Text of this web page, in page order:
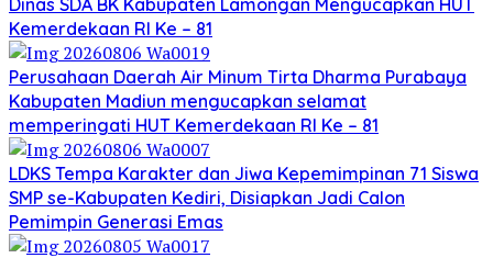
Dinas SDA BK Kabupaten Lamongan Mengucapkan HUT
Kemerdekaan RI Ke – 81
Perusahaan Daerah Air Minum Tirta Dharma Purabaya
Kabupaten Madiun mengucapkan selamat
memperingati HUT Kemerdekaan RI Ke – 81
LDKS Tempa Karakter dan Jiwa Kepemimpinan 71 Siswa
SMP se-Kabupaten Kediri, Disiapkan Jadi Calon
Pemimpin Generasi Emas